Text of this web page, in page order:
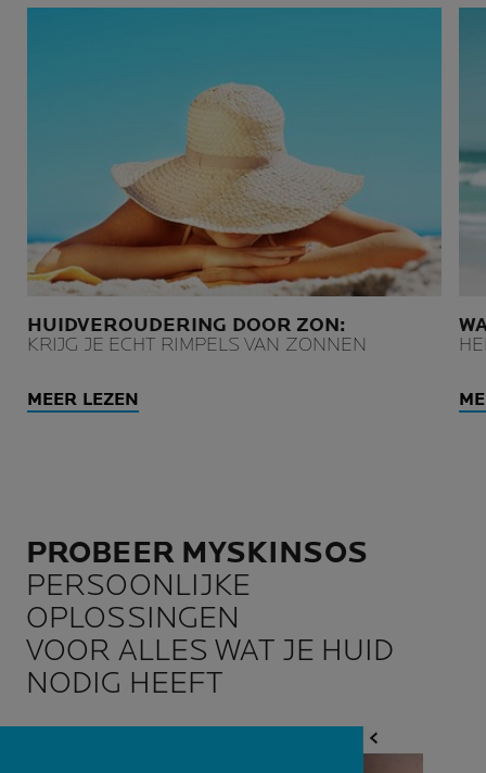
HUIDVEROUDERING DOOR ZON:
KRIJG JE ECHT RIMPELS VAN ZONNEN
MEER LEZEN
PROBEER MYSKINSOS
PERSOONLIJKE
OPLOSSINGEN
VOOR ALLES WAT JE HUID
NODIG HEEFT